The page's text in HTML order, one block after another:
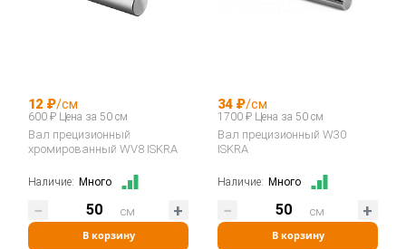
12 ₽/см
600 ₽ Цена за 50 см
Вал прецизионный
хромированный WV8 ISKRA
Наличие: Много
В корзину
см
34 ₽/см
1700 ₽ Цена за 50 см
Вал прецизионный W30
ISKRA
Наличие: Много
В корзину
см